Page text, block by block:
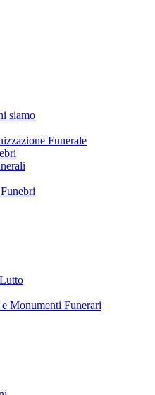
siamo
Funerale
Monumenti Funerari